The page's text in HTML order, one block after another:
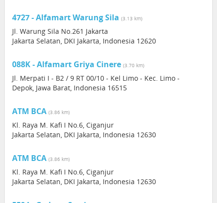
4727 - Alfamart Warung Sila (3.13 km)
Jl. Warung Sila No.261 Jakarta
Jakarta Selatan, DKI Jakarta, Indonesia 12620
088K - Alfamart Griya Cinere (3.70 km)
Jl. Merpati I - B2 / 9 RT 00/10 - Kel Limo - Kec. Limo -
Depok, Jawa Barat, Indonesia 16515
ATM BCA (3.86 km)
Kl. Raya M. Kafi I No.6, Ciganjur
Jakarta Selatan, DKI Jakarta, Indonesia 12630
ATM BCA (3.86 km)
Kl. Raya M. Kafi I No.6, Ciganjur
Jakarta Selatan, DKI Jakarta, Indonesia 12630